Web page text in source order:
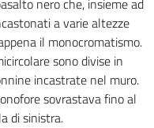
nero che, insieme ad
a varie altezze
il monocromatismo.
sono divise in
incastrate nel muro.
sovrastava fino al
di sinistra.